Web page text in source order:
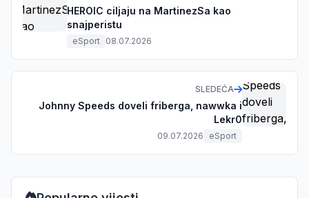
HEROIC ciljaju na MartinezSa kao
snajperistu
eSport 08.07.2026
SLEDEĆA
Johnny Speeds doveli friberga, nawwka i
Lekr0
09.07.2026 eSport